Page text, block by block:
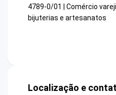
4789-0/01 | Comércio
bijuterias e artesanatos
Localização e